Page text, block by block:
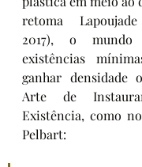
retoma Lapoujade
2017), o mundo
existências
ganhar densidade
Arte de
Existência, como
Pelbart: